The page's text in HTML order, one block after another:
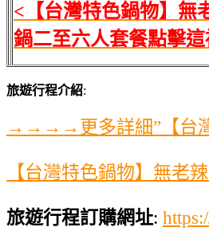
<【台灣特色鍋物】無
鍋二至六人套餐點擊
旅遊行程介紹:
→→→→更多詳細”【台灣
【台灣特色鍋物】無老
旅遊行程訂購網址: